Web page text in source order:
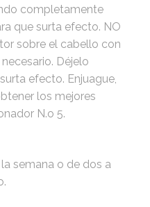
completamente
que surta efecto. NO
sobre el cabello con
Déjelo
efecto. Enjuague,
los mejores
N.o 5.
semana o de dos a